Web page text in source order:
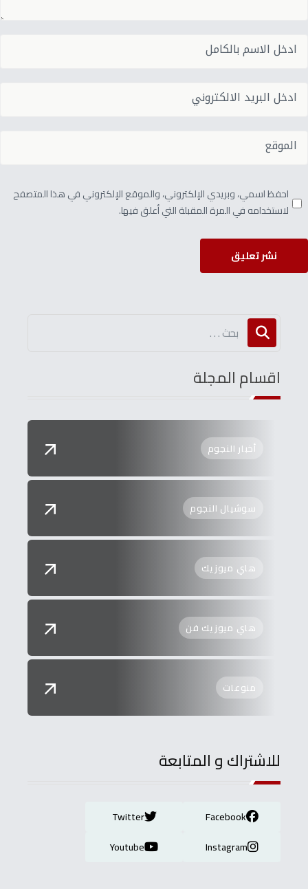
احفظ اسمي، وبريدي الإلكتروني، والموقع الإلكتروني في هذا المتصفح
لاستخدامه في المرة المقبلة التي أعلق فيها.
نشر تعليق
اقسام المجلة
أخبار النجوم
سوشيال النجوم
هاي ميوزيك
هاي ميوزيك فن
منوعات
للاشتراك و المتابعة
Facebook
Twitter
Instagram
Youtube